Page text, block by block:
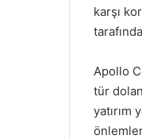
karşı
Apollo
tür
yatırım